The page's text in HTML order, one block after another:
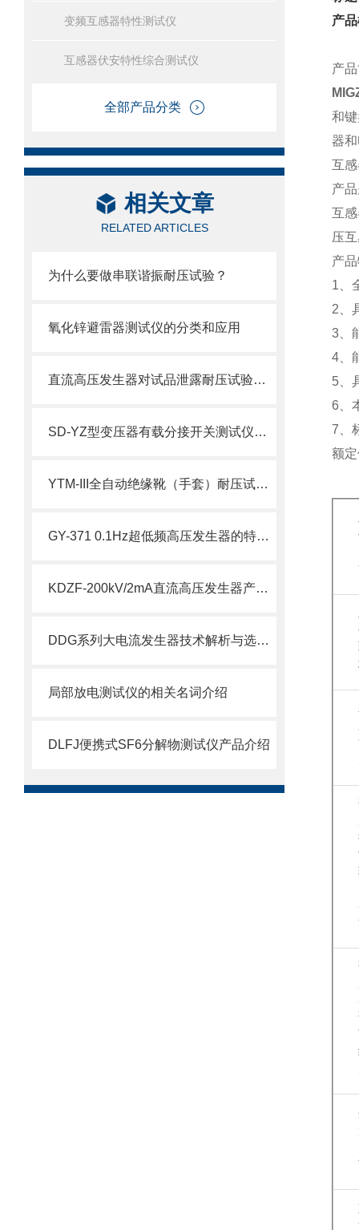
变频互感器特性测试仪
互感器伏安特性综合测试仪
全部产品分类
相关文章
RELATED ARTICLES
为什么要做串联谐振耐压试验？
氧化锌避雷器测试仪的分类和应用
直流高压发生器对试品泄露耐压试验的方法要点
SD-YZ型变压器有载分接开关测试仪产品介绍
YTM-III全自动绝缘靴（手套）耐压试验装置
GY-371 0.1Hz超低频高压发生器的特点及技术参数
KDZF-200kV/2mA直流高压发生器产品介绍
DDG系列大电流发生器技术解析与选型对比
局部放电测试仪的相关名词介绍
DLFJ便携式SF6分解物测试仪产品介绍
产
产
和
器
互
产
互
压
产
1
2
3
4
5
6
7
额